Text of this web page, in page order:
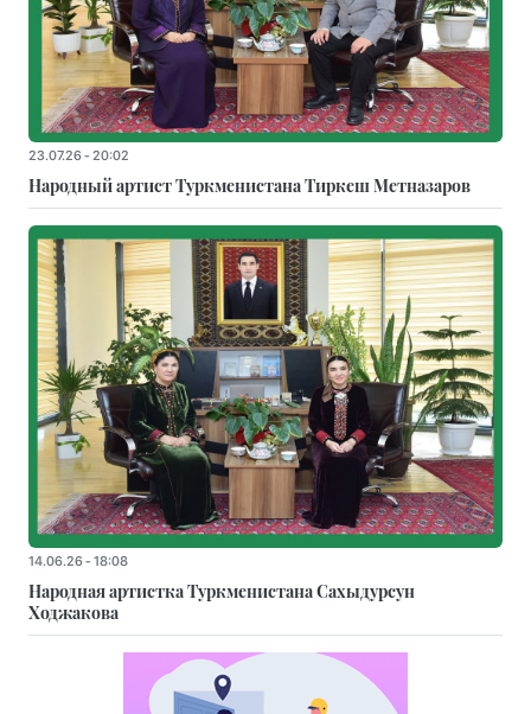
23.07.26 - 20:02
Народный артист Туркменистана Тиркеш Мeтназаров
14.06.26 - 18:08
Народная артистка Туркменистана Сахыдурсун
Ходжакова